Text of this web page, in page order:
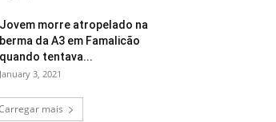
Jovem morre atropelado na
berma da A3 em Famalicão
quando tentava...
January 3, 2021
mais